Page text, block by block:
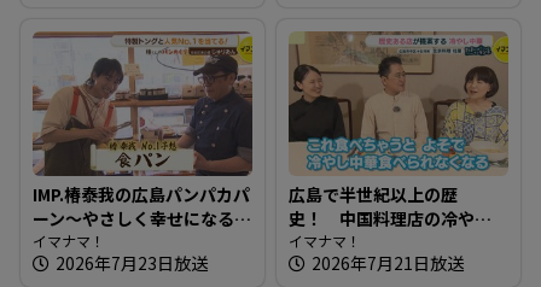
IMP.椿泰我の広島パンパカパ
ーン～やさしく幸せになる
パン屋さん
イマナマ！
2026年7月23日放送
広島で半世紀以上の歴
史！ 中国料理店の冷やし
中華～ 北京料理 桂蘭【たま
にはそとランチ】
イマナマ！
2026年7月21日放送